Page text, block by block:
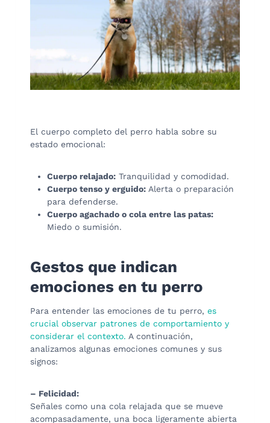
El cuerpo completo del perro habla sobre su
estado emocional:
Cuerpo relajado: Tranquilidad y comodidad.
Cuerpo tenso y erguido: Alerta o preparación
para defenderse.
Cuerpo agachado o cola entre las patas:
Miedo o sumisión.
Gestos que indican
emociones en tu perro
Para entender las emociones de tu perro, es
crucial observar patrones de comportamiento y
considerar el contexto. A continuación,
analizamos algunas emociones comunes y sus
signos:
– Felicidad:
Señales como una cola relajada que se mueve
acompasadamente, una boca ligeramente abierta